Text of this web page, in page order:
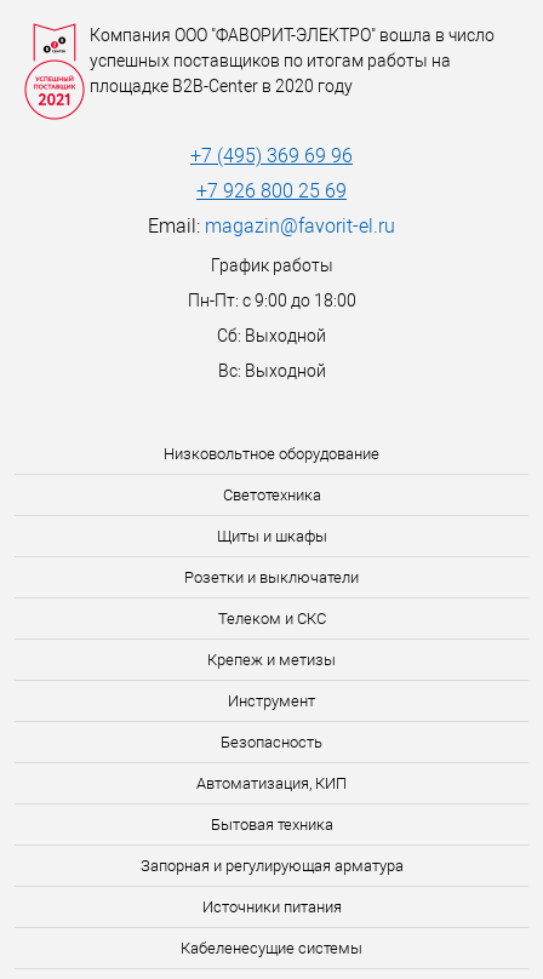
Низковольтное оборудование
Светотехника
Щиты и шкафы
Розетки и выключатели
Телеком и СКС
Крепеж и метизы
Инструмент
Безопасность
Автоматизация, КИП
Бытовая техника
Запорная и регулирующая арматура
Источники питания
Кабеленесущие системы
Компания ООО "ФАВОРИТ-ЭЛЕКТРО" вошла в число
успешных поставщиков по итогам работы на
площадке B2B-Center в 2020 году
+7 (495) 369 69 96
+7 926 800 25 69
Email: magazin@favorit-el.ru
График работы
Пн-Пт: с 9:00 до 18:00
Сб: Выходной
Вс: Выходной